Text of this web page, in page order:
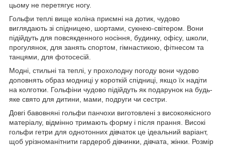
цьому не перетягує ногу.
Гольфи теплі вище коліна приємні на дотик, чудово
виглядають зі спідницею, шортами, сукнею-світером. Вони
підійдуть для повсякденного носіння, будинку, офісу, школи,
прогулянок, для занять спортом, гімнастикою, фітнесом та
танцями, для фотосесій.
Модні, стильні та теплі, у прохолодну погоду вони чудово
доповнять образ модниці у короткій спідниці, якщо їх надіти
на колготки. Гольфіни чудово підійдуть як подарунок на будь-
яке свято для дитини, мами, подруги чи сестри.
Довгі бавовняні гольфи панчохи виготовлені з високоякісного
матеріалу, відмінно тримають форму і після прання. Високі
гольфи гетри для однотонних дівчаток це ідеальний варіант,
щоб урізноманітнити гардероб дівчинки, дівчата, жінки. Розмір